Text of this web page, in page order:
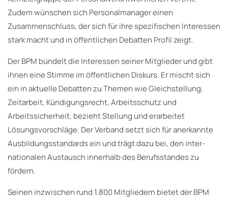
Zudem wünschen sich Personalmanager einen
Zusammenschluss, der sich für ihre spezifischen Interessen
stark macht und in öffentlichen Debatten Profil zeigt.
Der BPM bündelt die Interessen seiner Mitglieder und gibt
ihnen eine Stimme im öffentlichen Diskurs. Er mischt sich
ein in aktuelle Debatten zu Themen wie Gleichstellung,
Zeitarbeit, Kündigungsrecht, Arbeitsschutz und
Arbeitssicherheit, bezieht Stellung und erarbeitet
Lösungsvorschläge. Der Verband setzt sich für anerkannte
Ausbildungsstandards ein und trägt dazu bei, den in­ter­
natio­nalen Austausch innerhalb des Berufsstandes zu
fördern.
Seinen inzwischen rund 1.800 Mitgliedern bietet der BPM